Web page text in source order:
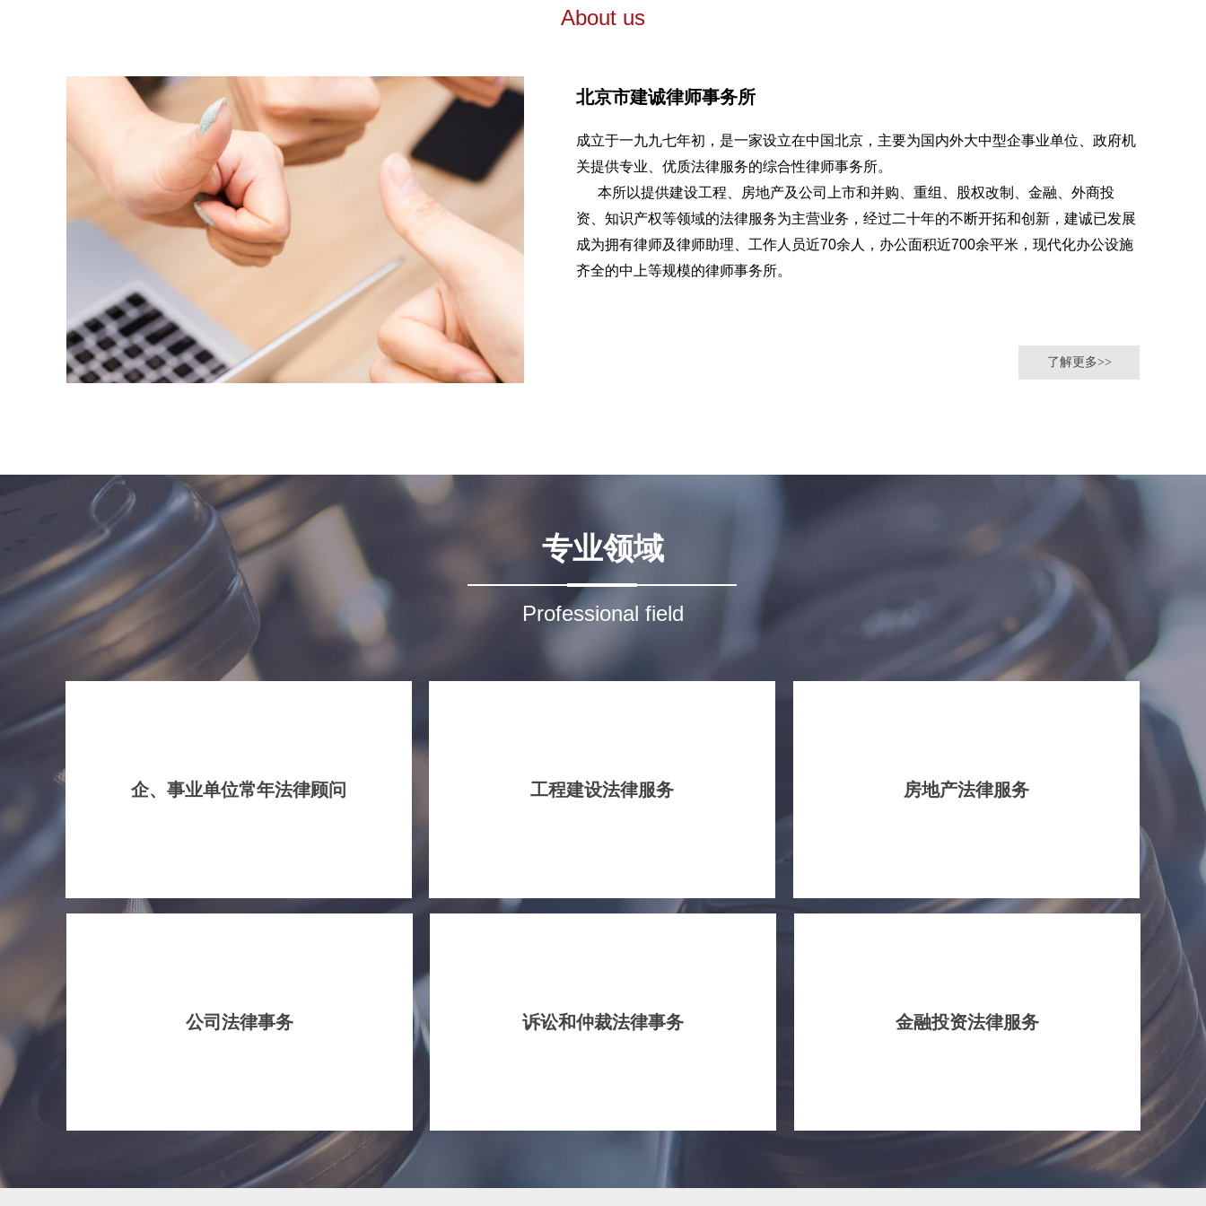
About us
北京市建诚律师事务所
成立于一九九七年初，是一家设立在中国北京，主要为国内外大中型企事业单位、政府机
关提供专业、优质法律服务的综合性律师事务所。
本所以提供建设工程、房地产及公司上市和并购、重组、股权改制、金融、外商投
资、知识产权等领域的法律服务为主营业务，经过二十年的不断开拓和创新，建诚已发展
成为拥有律师及律师助理、工作人员近70余人，办公面积近700余平米，现代化办公设施
齐全的中上等规模的律师事务所。
了解更多>>
专业领域
Professional field
企、事业单位常年法律顾问 工程建设法律服务 房地产法律服务
公司法律事务 诉讼和仲裁法律事务 金融投资法律服务